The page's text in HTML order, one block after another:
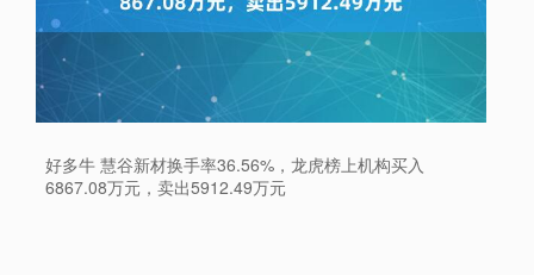
好多牛 慧谷新材换手率36.56%，龙虎榜上机构买入
6867.08万元，卖出5912.49万元